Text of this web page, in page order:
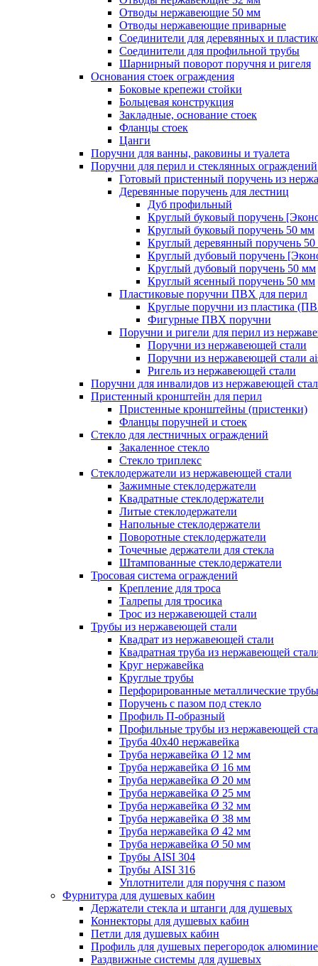
Отводы нержавеющие 50 мм
Отводы нержавеющие приварные
Соединители для деревянных и
Соединители для профильной трубы
Шарнирный поворот поручня и ригеля
Основания стоек ограждения
Боковые крепежи стойки
Больцевая конструкция
Закладные, основание стоек
Фланцы стоек
Цанги
Поручни для ванны, раковины и туалета
Поручни для перил и стеклянных ограждений
Готовый пристенный поручень из
Деревянные поручень для лестниц
Дуб профильный
Круглый буковый поручень
Круглый буковый поручень 50 мм
Круглый деревянный поручень
Круглый дубовый поручень
Круглый дубовый поручень 50 мм
Круглый ясенный поручень 50 мм
Пластиковые поручни ПВХ для перил
Круглые поручни из пластика
Фигурные ПВХ поручни
Поручни и ригели для перил из
Поручни из нержавеющей стали
Поручни из нержавеющей стали
Ригель из нержавеющей стали
Поручни для инвалидов из нержавеющей
Пристенный кронштейн для перил
Пристенные кронштейны (пристенки)
Фланцы поручней и стоек
Стекло для лестничных ограждений
Закаленное стекло
Стекло триплекс
Стеклодержатели из нержавеющей стали
Зажимные стеклодержатели
Квадратные стеклодержатели
Литые стеклодержатели
Напольные стеклодержатели
Поворотные стеклодержатели
Точечные держатели для стекла
Штампованные стеклодержатели
Тросовая система ограждений
Крепление для троса
Талрепы для тросика
Трос из нержавеющей стали
Трубы из нержавеющей стали
Квадрат из нержавеющей стали
Квадратная труба из нержавеющей
Круг нержавейка
Круглые трубы
Перфорированные металлические трубы
Поручень с пазом под стекло
Профиль П-образный
Профильные трубы из нержавеющей
Труба 40х40 нержавейка
Труба нержавейка Ø 12 мм
Труба нержавейка Ø 16 мм
Труба нержавейка Ø 20 мм
Труба нержавейка Ø 25 мм
Труба нержавейка Ø 32 мм
Труба нержавейка Ø 38 мм
Труба нержавейка Ø 42 мм
Труба нержавейка Ø 50 мм
Трубы AISI 304
Трубы AISI 316
Уплотнители для поручня с пазом
Фурнитура для душевых кабин
Держатели стекла и штанги для душевых
Коннекторы для душевых кабин
Петли для душевых кабин
Профиль для душевых перегородок
Раздвижные сиcтемы для душевых